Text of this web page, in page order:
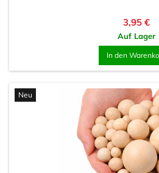
Preis
3,95 €
Auf Lager
In den
Neu